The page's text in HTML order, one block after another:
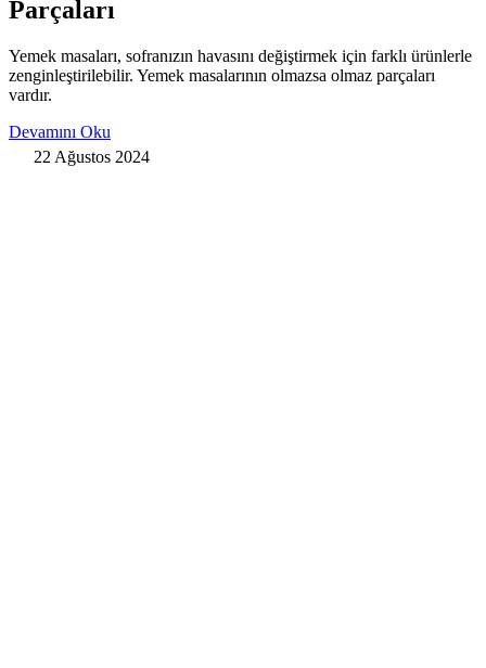
Parçaları
Yemek masaları, sofranızın havasını değiştirmek için farklı ürünlerle
zenginleştirilebilir. Yemek masalarının olmazsa olmaz parçaları
vardır.
Devamını Oku
22 Ağustos 2024